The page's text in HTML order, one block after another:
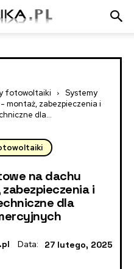
fotowoltaiki
Systemy
montaż, zabezpieczenia i
dla...
na dachu
zabezpieczenia i
dla
Data: 27 lutego, 2025